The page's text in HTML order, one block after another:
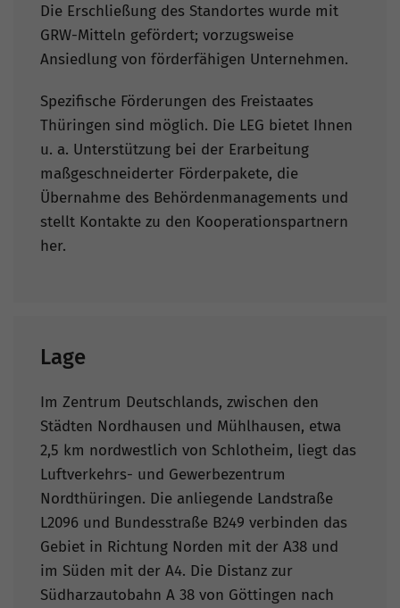
Die Erschließung des Standortes wurde mit
GRW-Mitteln gefördert; vorzugsweise
Ansiedlung von förderfähigen Unternehmen.
Spezifische Förderungen des Freistaates
Thüringen sind möglich. Die LEG bietet Ihnen
u. a. Unterstützung bei der Erarbeitung
maßgeschneiderter Förderpakete, die
Übernahme des Behördenmanagements und
stellt Kontakte zu den Kooperationspartnern
her.
Lage
Im Zentrum Deutschlands, zwischen den
Städten Nordhausen und Mühlhausen, etwa
2,5 km nordwestlich von Schlotheim, liegt das
Luftverkehrs- und Gewerbezentrum
Nordthüringen. Die anliegende Landstraße
L2096 und Bundesstraße B249 verbinden das
Gebiet in Richtung Norden mit der A38 und
im Süden mit der A4. Die Distanz zur
Südharzautobahn A 38 von Göttingen nach